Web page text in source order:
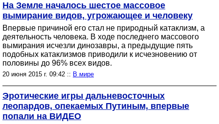
На Земле началось шестое массовое
вымирание видов, угрожающее и человеку
Впервые причиной его стал не природный катаклизм, а
деятельность человека. В ходе последнего массового
вымирания исчезли динозавры, а предыдущие пять
подобных катаклизмов приводили к исчезновению от
половины до 96% всех видов.
20 июня 2015 г. 09:42 :: В мире
Эротические игры дальневосточных
леопардов, опекаемых Путиным, впервые
попали на ВИДЕО